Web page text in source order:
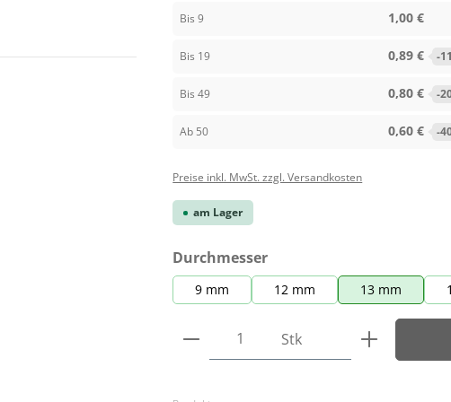
Bis9 1,00 €
Bis 19 0,89 € -
Bis49 0,80 € -
Ab 50 0,60 € -
Preise inkl. MwSt. zzgl. Versandkosten
am Lager
Durchmesserauswählen
9 mm 12 mm 13 mm
Produkt Anzahl: Gib den
Stk